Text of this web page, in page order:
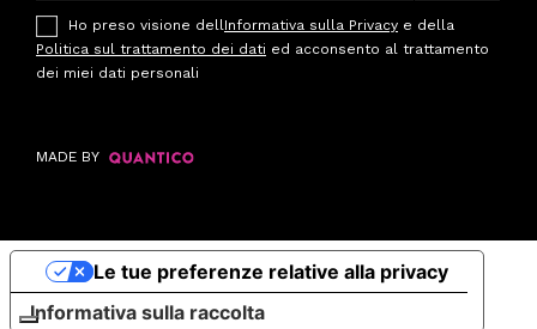
Ho preso visione dell Informativa sulla Privacy e della
Politica sul trattamento dei dati ed acconsento al trattamento
dei miei dati personali
MADE BY
Informativa sulla raccolta
Le tue preferenze relative alla privacy